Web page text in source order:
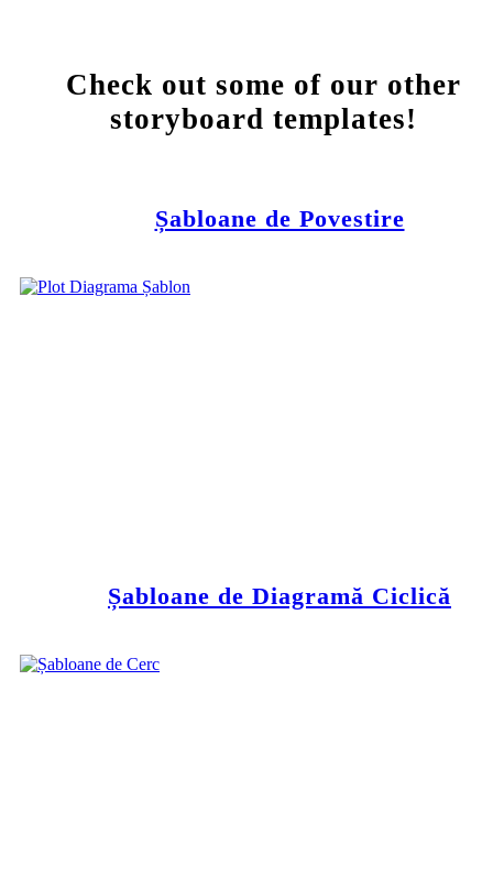
Check out some of our other
storyboard templates!
Șabloane de Povestire
Șabloane de Diagramă Ciclică